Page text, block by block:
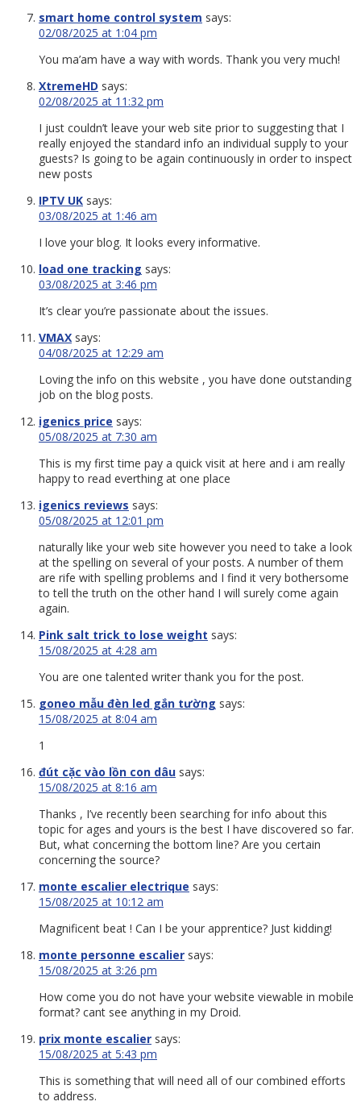
smart home control system says:
02/08/2025 at 1:04 pm
You ma’am have a way with words. Thank you very much!
XtremeHD says:
02/08/2025 at 11:32 pm
I just couldn’t leave your web site prior to suggesting that I
really enjoyed the standard info an individual supply to your
guests? Is going to be again continuously in order to inspect
new posts
IPTV UK says:
03/08/2025 at 1:46 am
I love your blog. It looks every informative.
load one tracking says:
03/08/2025 at 3:46 pm
It’s clear you’re passionate about the issues.
VMAX says:
04/08/2025 at 12:29 am
Loving the info on this website , you have done outstanding
job on the blog posts.
igenics price says:
05/08/2025 at 7:30 am
This is my first time pay a quick visit at here and i am really
happy to read everthing at one place
igenics reviews says:
05/08/2025 at 12:01 pm
naturally like your web site however you need to take a look
at the spelling on several of your posts. A number of them
are rife with spelling problems and I find it very bothersome
to tell the truth on the other hand I will surely come again
again.
Pink salt trick to lose weight says:
15/08/2025 at 4:28 am
You are one talented writer thank you for the post.
goneo mẫu đèn led gắn tường says:
15/08/2025 at 8:04 am
1
đút cặc vào lồn con dâu says:
15/08/2025 at 8:16 am
Thanks , I’ve recently been searching for info about this
topic for ages and yours is the best I have discovered so far.
But, what concerning the bottom line? Are you certain
concerning the source?
monte escalier electrique says:
15/08/2025 at 10:12 am
Magnificent beat ! Can I be your apprentice? Just kidding!
monte personne escalier says:
15/08/2025 at 3:26 pm
How come you do not have your website viewable in mobile
format? cant see anything in my Droid.
prix monte escalier says:
15/08/2025 at 5:43 pm
This is something that will need all of our combined efforts
to address.